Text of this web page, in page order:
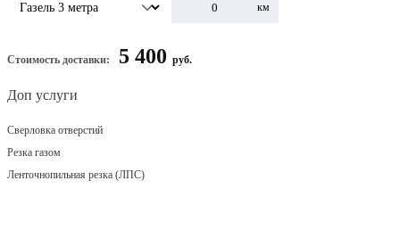
км
Стоимость доставки: 5 400 руб.
Доп услуги
Сверловка отверстий
Резка газом
Ленточнопильная резка (ЛПС)